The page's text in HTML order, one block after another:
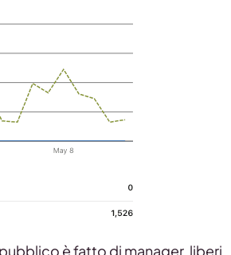
è fatto di manager, liberi